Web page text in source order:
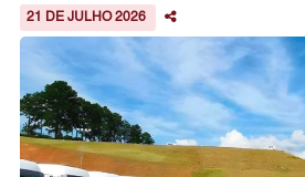
21 DE JULHO 2026